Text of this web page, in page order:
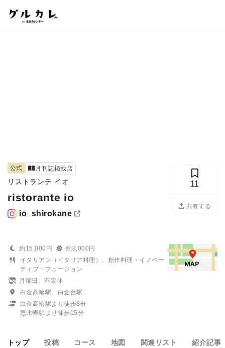
公式 月刊誌掲載店
リストランテ イオ
ristorante io
io_shirokane
11
共有する
約15,000円
約3,000円
イタリアン（イタリア料理）、創作料理・イノベー
ティブ・フュージョン
月曜日、不定休
白金高輪駅、白金台駅
白金高輪駅より徒歩8分
恵比寿駅より徒歩15分
トップ 投稿 コース 地図 関連リスト 紹介記事